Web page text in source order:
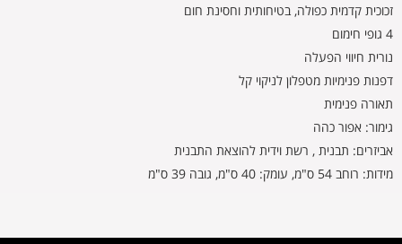
זכוכית קדמית כפולה, בטיחותית וחסינת חום
4 גופי חימום
נורית חיווי הפעלה
דפנות פנימיות מטפלון לניקוי קל
תאורה פנימית
גימור: אפור כהה
אביזרים: תבנית , רשת וידית להוצאת התבנית
מידות: רוחב 54 ס"מ, עומק: 40 ס"מ, גובה 39 ס"מ